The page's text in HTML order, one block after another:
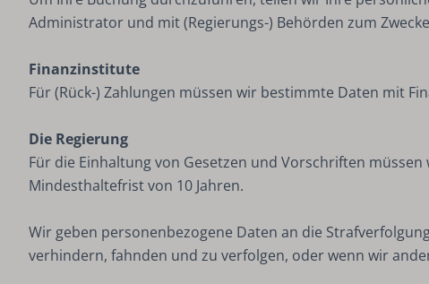
Administrator und mit (Regierungs-) Behörden zum
Finanzinstitute
Für (Rück-) Zahlungen müssen wir bestimmte Daten mit
Die Regierung
Für die Einhaltung von Gesetzen und Vorschriften
Mindesthaltefrist von 10 Jahren.
Wir geben personenbezogene Daten an die
verhindern, fahnden und zu verfolgen, oder wenn wir